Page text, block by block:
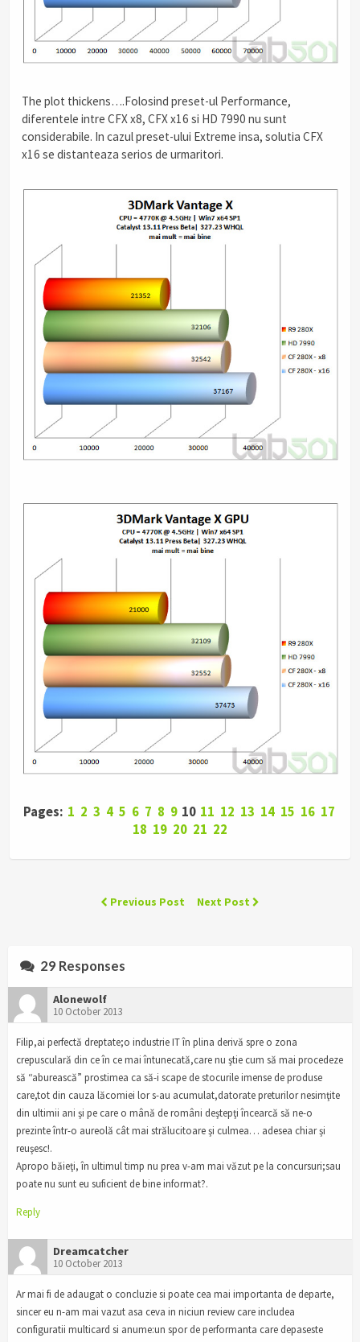
The plot thickens….Folosind preset-ul Performance,
diferentele intre CFX x8, CFX x16 si HD 7990 nu sunt
considerabile. In cazul preset-ului Extreme insa, solutia CFX
x16 se distanteaza serios de urmaritori.
Pages: 1 2 3 4 5 6 7 8 9 10 11 12 13 14 15 16 17
18 19 20 21 22
Previous Post Next Post
29 Responses
Alonewolf
10 October 2013
Filip,ai perfectă dreptate;o industrie IT în plina derivă spre o zona
crepusculară din ce în ce mai întunecată,care nu ştie cum să mai procedeze
să “aburească” prostimea ca să-i scape de stocurile imense de produse
care,tot din cauza lăcomiei lor s-au acumulat,datorate preturilor nesimţite
din ultimii ani şi pe care o mână de români deştepţi încearcă să ne-o
prezinte într-o aureolă cât mai strălucitoare şi culmea… adesea chiar şi
reuşesc!.
Apropo băieţi, în ultimul timp nu prea v-am mai văzut pe la concursuri;sau
poate nu sunt eu suficient de bine informat?.
Reply
Dreamcatcher
10 October 2013
Ar mai fi de adaugat o concluzie si poate cea mai importanta de departe,
sincer eu n-am mai vazut asa ceva in niciun review care includea
configuratii multicard si anume:un spor de performanta care depaseste